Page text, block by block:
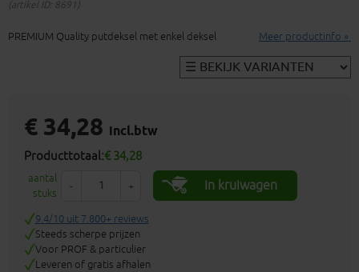
(artikel ID: 8691)
PREMIUM Quality putdeksel met enkel deksel Meer productinfo »
€ 34,28 incl.btw
Producttotaal:€ 34,28
aantal
stuks
- + In kruiwagen
9.4/10 uit 7.800+ reviews
Steeds scherpe prijzen
Voor PROF & particulier
Leveren of gratis afhalen